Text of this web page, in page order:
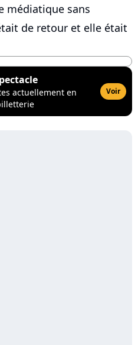
médiatique sans
de retour et elle était
actuellement en
Voir